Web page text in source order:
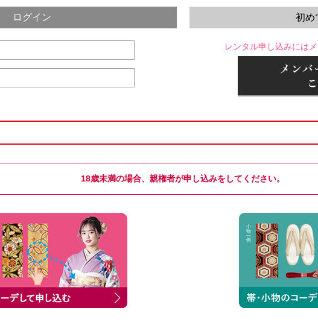
ログイン 初め
レンタル申し込みには
18歳未満の場合、親権者が申し込みをしてください。